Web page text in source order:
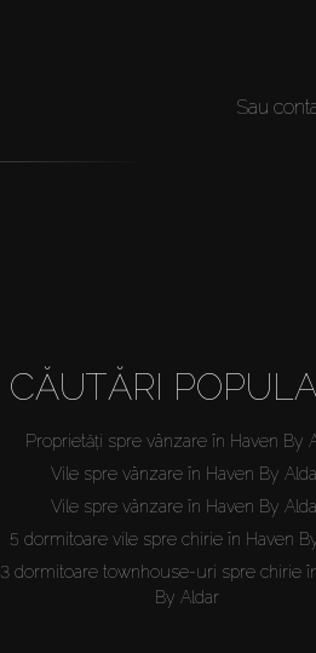
Sau
CĂUTĂRI
Proprietăți spre vânzare în Haven By
Vile spre vânzare în Haven By
Vile spre vânzare în Haven By
5 dormitoare vile spre chirie în Haven
3 dormitoare townhouse-uri spre chirie
By Aldar